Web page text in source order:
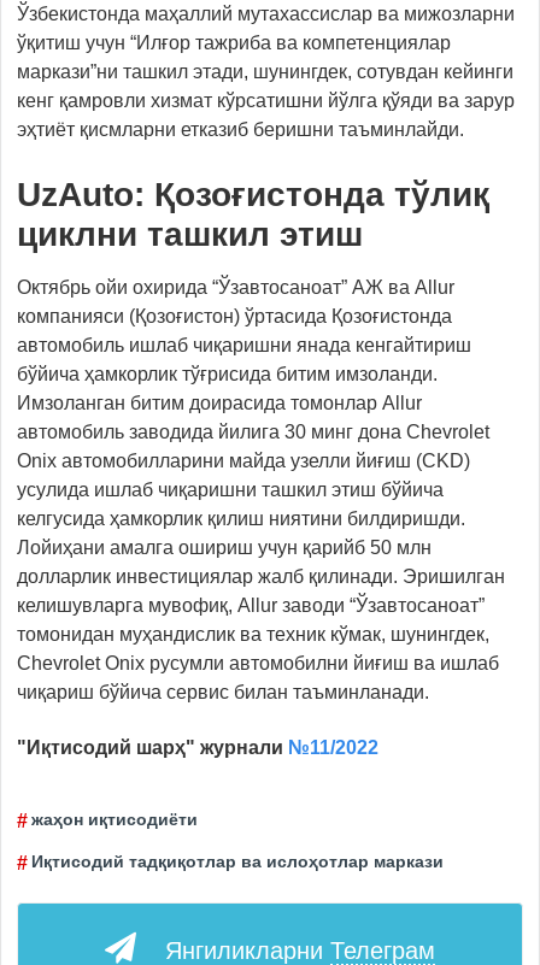
Ўзбекистонда маҳаллий мутахассислар ва мижозларни
ўқитиш учун “Илғор тажриба ва компетенциялар
маркази”ни ташкил этади, шунингдек, сотувдан кейинги
кенг қамровли хизмат кўрсатишни йўлга қўяди ва зарур
эҳтиёт қисмларни етказиб беришни таъминлайди.
UzAuto: Қозоғистонда тўлиқ
циклни ташкил этиш
Октябрь ойи охирида “Ўзавтосаноат” АЖ ва Allur
компанияси (Қозоғистон) ўртасида Қозоғистонда
автомобиль ишлаб чиқаришни янада кенгайтириш
бўйича ҳамкорлик тўғрисида битим имзоланди.
Имзоланган битим доирасида томонлар Allur
автомобиль заводида йилига 30 минг дона Chevrolet
Onix автомобилларини майда узелли йиғиш (CKD)
усулида ишлаб чиқаришни ташкил этиш бўйича
келгусида ҳамкорлик қилиш ниятини билдиришди.
Лойиҳани амалга ошириш учун қарийб 50 млн
долларлик инвестициялар жалб қилинади. Эришилган
келишувларга мувофиқ, Allur заводи “Ўзавтосаноат”
томонидан муҳандислик ва техник кўмак, шунингдек,
Chevrolet Onix русумли автомобилни йиғиш ва ишлаб
чиқариш бўйича сервис билан таъминланади.
"Иқтисодий шарҳ" журнали №11/2022
жаҳон иқтисодиёти
Иқтисодий тадқиқотлар ва ислоҳотлар маркази
Янгиликларни Телеграм